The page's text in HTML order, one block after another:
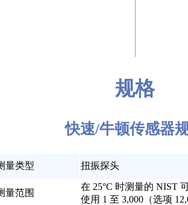
规格
快速/牛顿传感器
量类型 扭振探头
量范围
在 25°C 时测量的 NIST
使用 1 至 3,000（选项